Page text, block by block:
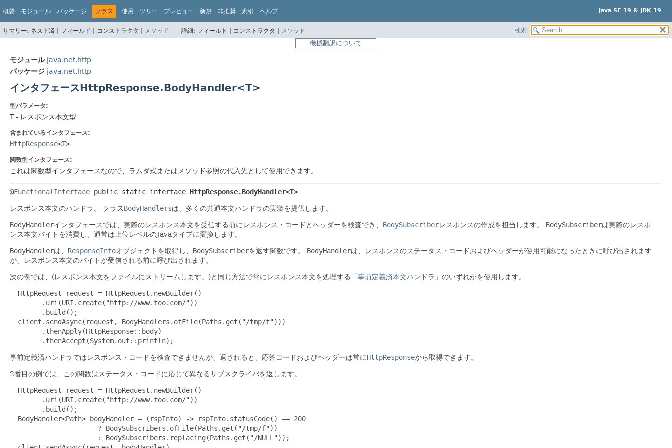
Java SE 19 & JDK 19
概要 モジュール パッケージ クラス 使用 ツリー プレビュー 新規 非推奨 索引 ヘルプ
サマリー: ネスト済 | フィールド | コンストラクタ | メソッド 詳細: フィールド | コンストラクタ | メソッド 検索
機械翻訳について
モジュール java.net.http
パッケージ java.net.http
インタフェースHttpResponse.BodyHandler<T>
型パラメータ:
T - レスポンス本文型
含まれているインタフェース:
HttpResponse<T>
関数型インタフェース:
これは関数型インタフェースなので、ラムダ式またはメソッド参照の代入先として使用できます。
@FunctionalInterface public static interface HttpResponse.BodyHandler<T>
レスポンス本文のハンドラ。 クラスBodyHandlersは、多くの共通本文ハンドラの実装を提供します。
BodyHandlerインタフェースでは、実際のレスポンス本文を受信する前にレスポンス・コードとヘッダーを検査でき、 BodySubscriberレスポンスの作成を担当します。 BodySubscriberは実際のレスポ
ンス本文バイトを消費し、通常は上位レベルのJavaタイプに変換します。
BodyHandlerは、 ResponseInfoオブジェクトを取得し、 BodySubscriberを返す関数です。 BodyHandlerは、レスポンスのステータス・コードおよびヘッダーが使用可能になったときに呼び出されます
が、レスポンス本文のバイトが受信される前に呼び出されます。
次の例では、(レスポンス本文をファイルにストリームします。)と同じ方法で常にレスポンス本文を処理する 「事前定義済本文ハンドラ」 のいずれかを使用します。
  HttpRequest request = HttpRequest.newBuilder()
        .uri(URI.create("http://www.foo.com/"))
        .build();
  client.sendAsync(request, BodyHandlers.ofFile(Paths.get("/tmp/f")))
        .thenApply(HttpResponse::body)
        .thenAccept(System.out::println);
事前定義済ハンドラではレスポンス・コードを検査できませんが、返されると、応答コードおよびヘッダーは常にHttpResponseから取得できます。
2番目の例では、この関数はステータス・コードに応じて異なるサブスクライバを返します。
  HttpRequest request = HttpRequest.newBuilder()
        .uri(URI.create("http://www.foo.com/"))
        .build();
  BodyHandler<Path> bodyHandler = (rspInfo) -> rspInfo.statusCode() == 200
                      ? BodySubscribers.ofFile(Paths.get("/tmp/f"))
                      : BodySubscribers.replacing(Paths.get("/NULL"));